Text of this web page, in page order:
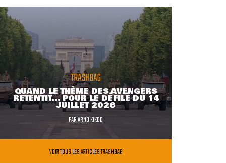
TRASHBAG
QUAND LE THÈME DES AVENGERS
RETENTIT... POUR LE DÉFILÉ DU 14
JUILLET 2026
PARARNO KIKOO
VOIR TOUS LES ARTICLES TRASHBAG